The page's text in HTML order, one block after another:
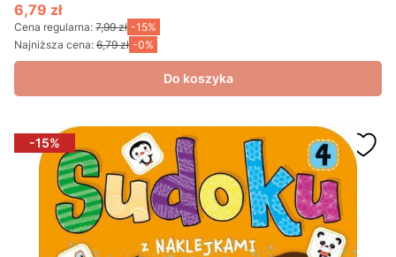
Cena promocyjna
6,79 zł
Cena regularna: 7,99 zł -15%
Najniższa cena: 6,79 zł -0%
Do koszyka
-15%